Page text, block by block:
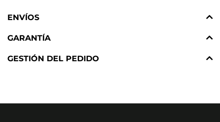
ENVÍOS
GARANTÍA
GESTIÓN DEL PEDIDO